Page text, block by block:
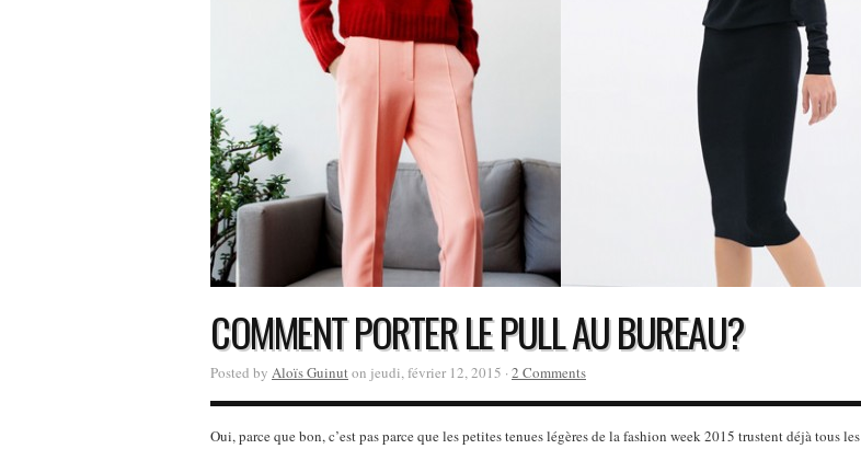
COMMENT PORTER LE PULL AU BUREAU?
Posted by Aloïs Guinuton jeudi, février 12, 2015 · 2 Comments
Oui, parce que bon, c’est pas parce que les petites tenues légères de la fashion week 2015 trustent déjà tous les